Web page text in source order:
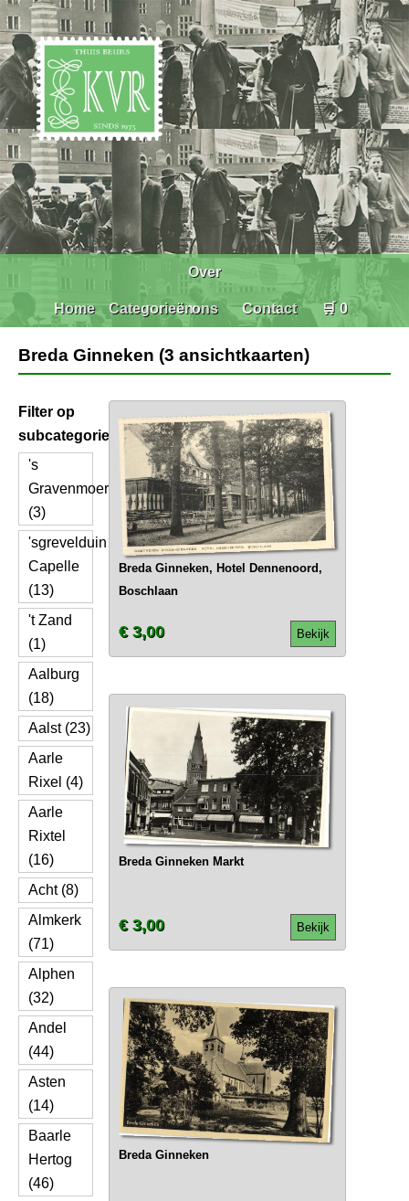
Home Categorieën
Over
ons Contact 🛒 0
Breda Ginneken (3 ansichtkaarten)
Filter op
subcategorie
's
Gravenmoer
(3)
'sgrevelduin
Capelle
(13)
't Zand
(1)
Aalburg
(18)
Aalst (23)
Aarle
Rixel (4)
Aarle
Rixtel
(16)
Acht (8)
Almkerk
(71)
Alphen
(32)
Andel
(44)
Asten
(14)
Baarle
Hertog
(46)
Breda Ginneken, Hotel Dennenoord,
Boschlaan
Bekijk
€ 3,00
Breda Ginneken Markt
Bekijk
€ 3,00
Breda Ginneken